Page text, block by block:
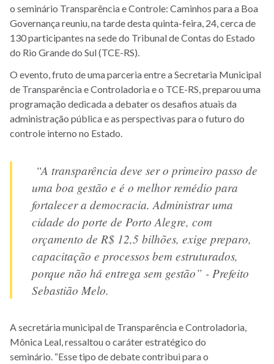
o seminário Transparência e Controle: Caminhos para a Boa
Governança reuniu, na tarde desta quinta-feira, 24, cerca de
130 participantes na sede do Tribunal de Contas do Estado
do Rio Grande do Sul (TCE-RS).
O evento, fruto de uma parceria entre a Secretaria Municipal
de Transparência e Controladoria e o TCE-RS, preparou uma
programação dedicada a debater os desafios atuais da
administração pública e as perspectivas para o futuro do
controle interno no Estado.
“A transparência deve ser o primeiro passo de
uma boa gestão e é o melhor remédio para
fortalecer a democracia. Administrar uma
cidade do porte de Porto Alegre, com
orçamento de R$ 12,5 bilhões, exige preparo,
capacitação e processos bem estruturados,
porque não há entrega sem gestão” - Prefeito
Sebastião Melo.
A secretária municipal de Transparência e Controladoria,
Mônica Leal, ressaltou o caráter estratégico do
seminário. “Esse tipo de debate contribui para o